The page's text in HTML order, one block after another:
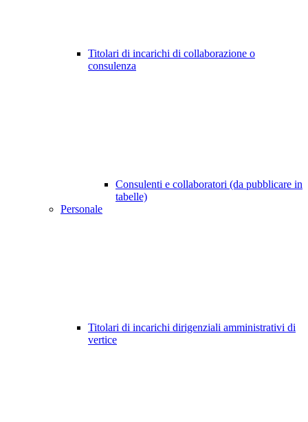
Titolari di incarichi di collaborazione o
consulenza
Consulenti e collaboratori (da pubblicare in
tabelle)
Personale
Titolari di incarichi dirigenziali amministrativi di
vertice